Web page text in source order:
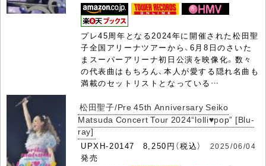
プレ45周年となる2024年に開催された松田聖
子全国アリーナツアーから、6月8日のさいた
まスーパーアリーナ初日公演を映像化。数々
の代表曲はもちろん、本人が愛する隠れ名曲も
満載のセットリストとなっている…
松田聖子/Pre 45th Anniversary Seiko
Matsuda Concert Tour 2024“lolli♥pop” [Blu-
ray]
UPXH-20147 8,250円（税込） 2025/06/04
発売